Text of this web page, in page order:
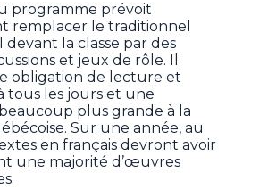
programme prévoit
remplacer le traditionnel
devant la classe par des
et jeux de rôle. Il
obligation de lecture et
tous les jours et une
plus grande à la
Sur une année, au
en français devront avoir
une majorité d’œuvres